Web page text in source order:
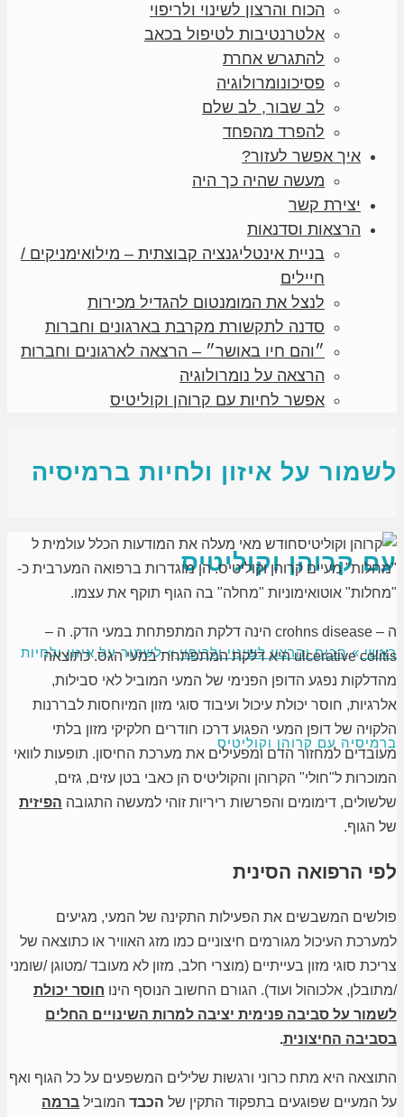
הכוח והרצון לשינוי ולריפוי
אלטרנטיבות לטיפול בכאב
להתגרש אחרת
פסיכונומרולוגיה
לב שבור, לב שלם
להפרד מהפחד
איך אפשר לעזור?
מעשה שהיה כך היה
יצירת קשר
הרצאות וסדנאות
בניית אינטליגנציה קבוצתית – מילואימניקים /
חיילים
לנצל את המומנטום להגדיל מכירות
סדנה לתקשורת מקרבת בארגונים וחברות
״והם חיו באושר״ – הרצאה לארגונים וחברות
הרצאה על נומרולוגיה
אפשר לחיות עם קרוהן וקוליטיס
לשמור על איזון ולחיות ברמיסיה
עם קרוהן וקוליטיס
ראשי » הכוח והרצון לשינוי ולריפוי » לשמור על איזון ולחיות
ברמיסיה עם קרוהן וקוליטיס
חודש מאי מעלה את המודעות הכלל עולמית ל
"מחלות" מעיים קרוהן וקוליטיס. הן מוגדרות ברפואה המערבית כ-
"מחלות" אוטואימוניות "מחלה" בה הגוף תוקף את עצמו.
ה – crohns disease הינה דלקת המתפתחת במעי הדק. ה –
ulcerative colitis היא דלקת המתפתחת במעי הגס. כתוצאה
מהדלקות נפגע הדופן הפנימי של המעי המוביל לאי סבילות,
אלרגיות, חוסר יכולת עיכול ועיבוד סוגי מזון המיוחסות לבררנות
הלקויה של דופן המעי הפגוע דרכו חודרים חלקיקי מזון בלתי
מעובדים למחזור הדם ומפעילים את מערכת החיסון. תופעות לוואי
המוכרות ל"חולי" הקרוהן והקוליטיס הן כאבי בטן עזים, גזים,
שלשולים, דימומים והפרשות ריריות זוהי למעשה התגובה הפיזית
של הגוף.
לפי הרפואה הסינית
פולשים המשבשים את הפעילות התקינה של המעי, מגיעים
למערכת העיכול מגורמים חיצוניים כמו מזג האוויר או כתוצאה של
צריכת סוגי מזון בעייתיים (מוצרי חלב, מזון לא מעובד /מטוגן /שומני
/מתובלן, אלכוהול ועוד). הגורם החשוב הנוסף הינו חוסר יכולת
לשמור על סביבה פנימית יציבה למרות השינויים החלים
בסביבה החיצונית.
התוצאה היא מתח כרוני ורגשות שלילים המשפעים על כל הגוף ואף
על המעיים שפוגעים בתפקוד התקין של הכבד המוביל ברמה